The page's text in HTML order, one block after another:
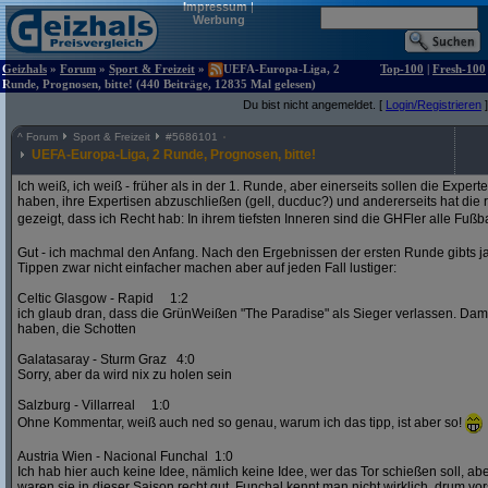
Impressum|
Werbung
Geizhals » Forum » Sport & Freizeit »
UEFA-Europa-Liga, 2
Runde, Prognosen, bitte! (440 Beiträge, 12835 Mal gelesen)
Top-100 | Fresh-100
Du bist nicht angemeldet. [ Login/Registrieren ]
^ Forum Sport & Freizeit #5686101
UEFA-Europa-Liga, 2 Runde, Prognosen, bitte!
Ich weiß, ich weiß - früher als in der 1. Runde, aber einerseits sollen die
haben, ihre Expertisen abzuschließen (gell, ducduc?) und andererseits hat die
gezeigt, dass ich Recht hab: In ihrem tiefsten Inneren sind die GHFler alle
Gut - ich machmal den Anfang. Nach den Ergebnissen der ersten Runde gibts
Tippen zwar nicht einfacher machen aber auf jeden Fall lustiger:
Celtic Glasgow - Rapid 1:2
ich glaub dran, dass die GrünWeißen "The Paradise" als Sieger verlassen.
haben, die Schotten
Galatasaray - Sturm Graz 4:0
Sorry, aber da wird nix zu holen sein
Salzburg - Villarreal 1:0
Ohne Kommentar, weiß auch ned so genau, warum ich das tipp, ist aber so!
Austria Wien - Nacional Funchal 1:0
Ich hab hier auch keine Idee, nämlich keine Idee, wer das Tor schießen soll,